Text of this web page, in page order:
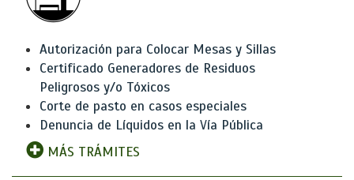
Autorización para Colocar Mesas y Sillas
Certificado Generadores de Residuos
Peligrosos y/o Tóxicos
Corte de pasto en casos especiales
Denuncia de Líquidos en la Vía Pública
MÁS TRÁMITES